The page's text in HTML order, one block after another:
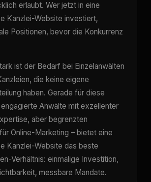
erlaubt. Wer jetzt in eine
Kanzlei-Website investiert,
Positionen, bevor die Konkurrenz
ist der Bedarf bei Einzelanwälten
die keine eigene
haben. Gerade für diese
Anwälte mit exzellenter
aber begrenzten
Online-Marketing – bietet eine
Kanzlei-Website das beste
Verhältnis: einmalige Investition,
messbare Mandate.